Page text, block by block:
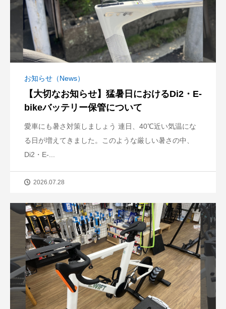
お知らせ（News）
【大切なお知らせ】猛暑日におけるDi2・E-
bikeバッテリー保管について
愛車にも暑さ対策しましょう 連日、40℃近い気温にな
る日が増えてきました。このような厳しい暑さの中、
Di2・E-...
2026.07.28